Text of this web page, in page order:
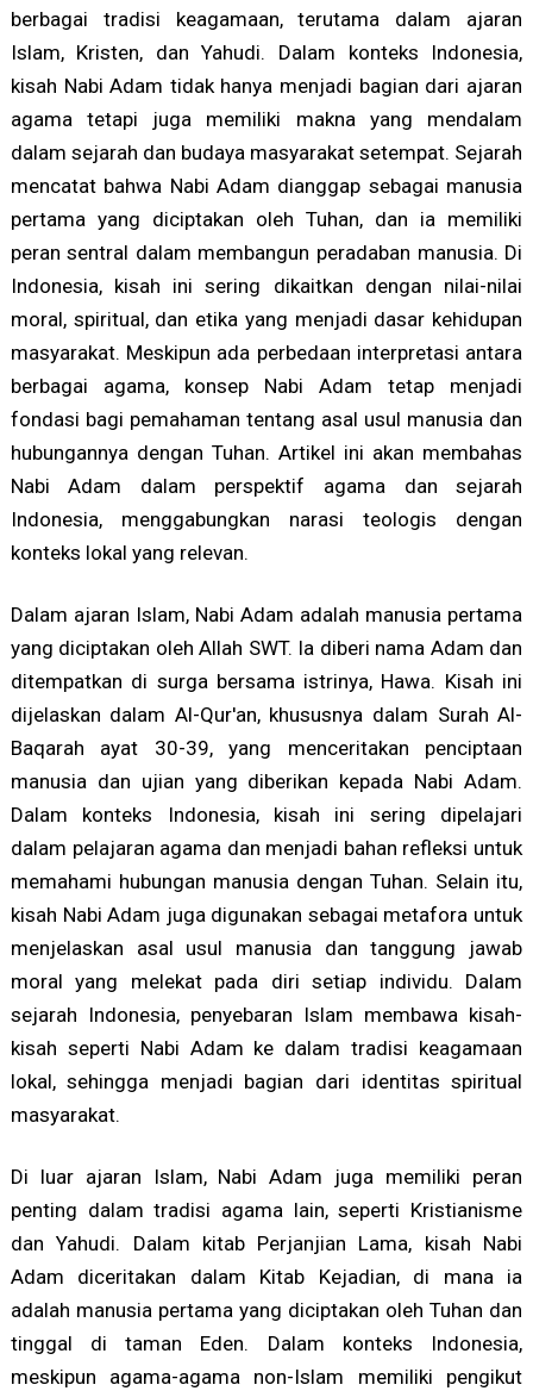
berbagai tradisi keagamaan, terutama dalam ajaran
Islam, Kristen, dan Yahudi. Dalam konteks Indonesia,
kisah Nabi Adam tidak hanya menjadi bagian dari ajaran
agama tetapi juga memiliki makna yang mendalam
dalam sejarah dan budaya masyarakat setempat. Sejarah
mencatat bahwa Nabi Adam dianggap sebagai manusia
pertama yang diciptakan oleh Tuhan, dan ia memiliki
peran sentral dalam membangun peradaban manusia. Di
Indonesia, kisah ini sering dikaitkan dengan nilai-nilai
moral, spiritual, dan etika yang menjadi dasar kehidupan
masyarakat. Meskipun ada perbedaan interpretasi antara
berbagai agama, konsep Nabi Adam tetap menjadi
fondasi bagi pemahaman tentang asal usul manusia dan
hubungannya dengan Tuhan. Artikel ini akan membahas
Nabi Adam dalam perspektif agama dan sejarah
Indonesia, menggabungkan narasi teologis dengan
konteks lokal yang relevan.
Dalam ajaran Islam, Nabi Adam adalah manusia pertama
yang diciptakan oleh Allah SWT. Ia diberi nama Adam dan
ditempatkan di surga bersama istrinya, Hawa. Kisah ini
dijelaskan dalam Al-Qur'an, khususnya dalam Surah Al-
Baqarah ayat 30-39, yang menceritakan penciptaan
manusia dan ujian yang diberikan kepada Nabi Adam.
Dalam konteks Indonesia, kisah ini sering dipelajari
dalam pelajaran agama dan menjadi bahan refleksi untuk
memahami hubungan manusia dengan Tuhan. Selain itu,
kisah Nabi Adam juga digunakan sebagai metafora untuk
menjelaskan asal usul manusia dan tanggung jawab
moral yang melekat pada diri setiap individu. Dalam
sejarah Indonesia, penyebaran Islam membawa kisah-
kisah seperti Nabi Adam ke dalam tradisi keagamaan
lokal, sehingga menjadi bagian dari identitas spiritual
masyarakat.
Di luar ajaran Islam, Nabi Adam juga memiliki peran
penting dalam tradisi agama lain, seperti Kristianisme
dan Yahudi. Dalam kitab Perjanjian Lama, kisah Nabi
Adam diceritakan dalam Kitab Kejadian, di mana ia
adalah manusia pertama yang diciptakan oleh Tuhan dan
tinggal di taman Eden. Dalam konteks Indonesia,
meskipun agama-agama non-Islam memiliki pengikut